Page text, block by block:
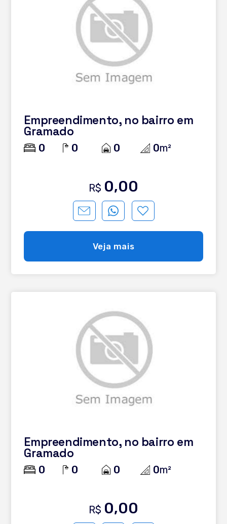
Empreendimento, no bairro em
Gramado
0 0 0 0m²
R$ 0,00
Veja mais
Empreendimento, no bairro em
Gramado
0 0 0 0m²
R$ 0,00